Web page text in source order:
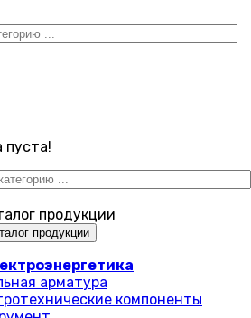
пуста!
продукции
продукции
арматура
компоненты